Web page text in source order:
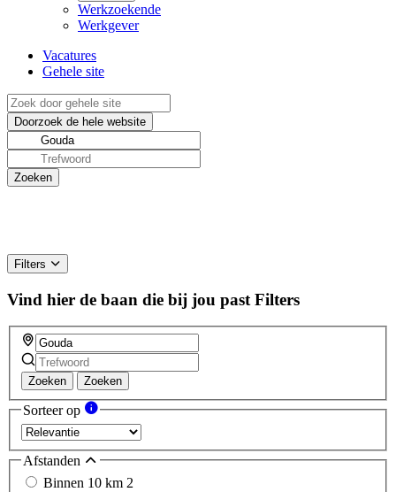
Werkzoekende
Werkgever
Vacatures
Gehele site
Filters
Vind hier de baan die bij jou past Filters
Zoeken Zoeken
Sorteer op
Afstanden
Binnen 10 km 2